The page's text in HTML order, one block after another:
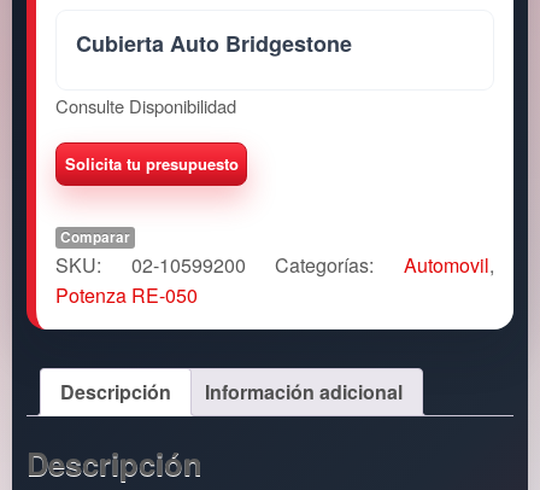
Cubierta Auto Bridgestone
Consulte Disponibilidad
Comparar
SKU: 02-10599200 Categorías:Automovil,
Potenza RE-050
Descripción Información adicional
Descripción